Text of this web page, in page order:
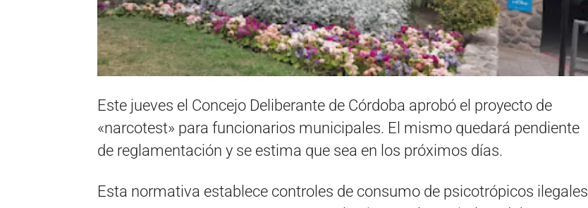
Este jueves el Concejo Deliberante de Córdoba aprobó el proyecto de
«narcotest» para funcionarios municipales. El mismo quedará pendiente
de reglamentación y se estima que sea en los próximos días.
Esta normativa establece controles de consumo de psicotrópicos ilegales